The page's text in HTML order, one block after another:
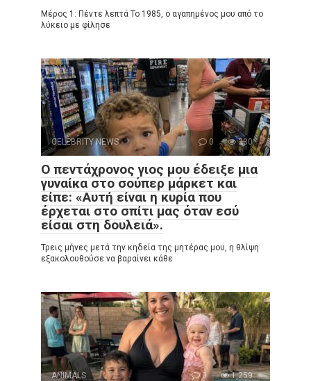
Μέρος 1: Πέντε λεπτά Το 1985, ο αγαπημένος μου από το
λύκειο με φίλησε
CELEBRITY NEWS 0 330
Ο πεντάχρονος γιος μου έδειξε μια
γυναίκα στο σούπερ μάρκετ και
είπε: «Αυτή είναι η κυρία που
έρχεται στο σπίτι μας όταν εσύ
είσαι στη δουλειά».
Τρεις μήνες μετά την κηδεία της μητέρας μου, η θλίψη
εξακολουθούσε να βαραίνει κάθε
ANIMALS 0 1,259